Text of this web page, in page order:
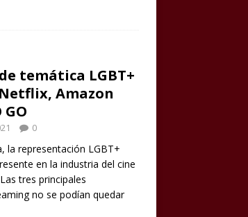
temática LGBT+
Amazon
0
la representación LGBT+
en la industria del cine
tres principales
no se podían quedar